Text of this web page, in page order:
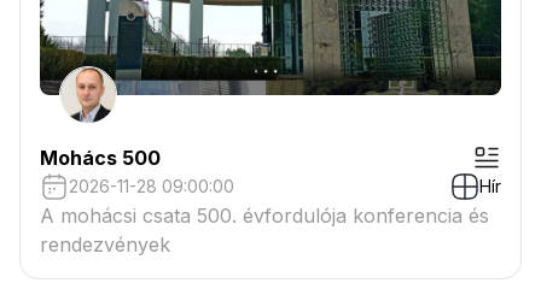
Mohács 500
2026-11-28 09:00:00 Hír
A mohácsi csata 500. évfordulója konferencia és
rendezvények